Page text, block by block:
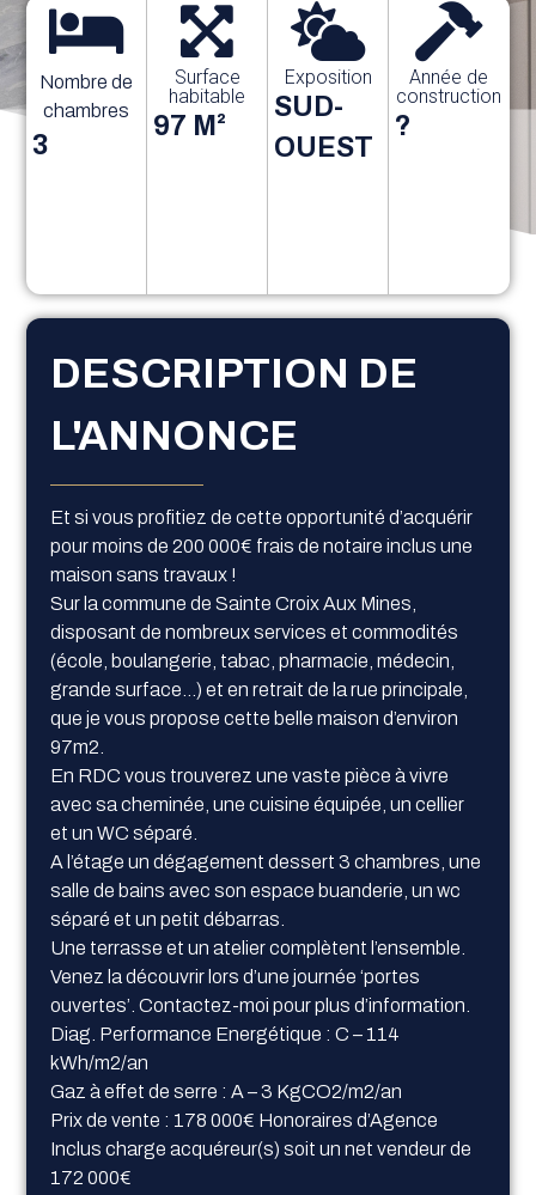
Nombre de
chambres
3
Surface
habitable
97 M²
Exposition
SUD-
OUEST
Année de
construction
?
DESCRIPTION DE
L'ANNONCE
Et si vous profitiez de cette opportunité d’acquérir
pour moins de 200 000€ frais de notaire inclus une
maison sans travaux !
Sur la commune de Sainte Croix Aux Mines,
disposant de nombreux services et commodités
(école, boulangerie, tabac, pharmacie, médecin,
grande surface…) et en retrait de la rue principale,
que je vous propose cette belle maison d’environ
97m2.
En RDC vous trouverez une vaste pièce à vivre
avec sa cheminée, une cuisine équipée, un cellier
et un WC séparé.
A l’étage un dégagement dessert 3 chambres, une
salle de bains avec son espace buanderie, un wc
séparé et un petit débarras.
Une terrasse et un atelier complètent l’ensemble.
Venez la découvrir lors d’une journée ‘portes
ouvertes’. Contactez-moi pour plus d’information.
Diag. Performance Energétique : C – 114
kWh/m2/an
Gaz à effet de serre : A – 3 KgCO2/m2/an
Prix de vente : 178 000€ Honoraires d’Agence
Inclus charge acquéreur(s) soit un net vendeur de
172 000€